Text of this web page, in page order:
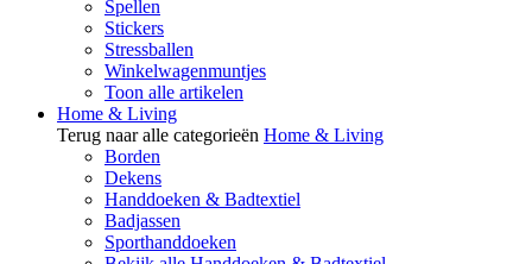
Spellen
Stickers
Stressballen
Winkelwagenmuntjes
Toon alle artikelen
Home & Living
Terug naar alle categorieën Home & Living
Borden
Dekens
Handdoeken & Badtextiel
Badjassen
Sporthanddoeken